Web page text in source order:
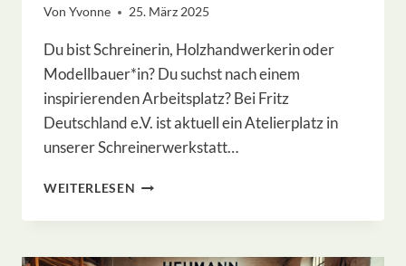
Von Yvonne 25. März 2025
Du bist Schreinerin, Holzhandwerkerin oder
Modellbauer*in? Du suchst nach einem
inspirierenden Arbeitsplatz? Bei Fritz
Deutschland e.V. ist aktuell ein Atelierplatz in
unserer Schreinerwerkstatt…
WEITERLESEN ATELIERPLATZ
DER
ZU